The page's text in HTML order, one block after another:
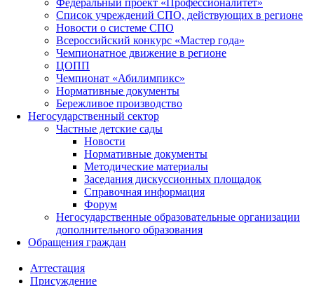
Список учреждений СПО, действующих в регионе
Новости о системе СПО
Всероссийский конкурс «Мастер года»
Чемпионатное движение в регионе
ЦОПП
Чемпионат «Абилимпикс»
Нормативные документы
Бережливое производство
Негосударственный сектор
Частные детские сады
Новости
Нормативные документы
Методические материалы
Заседания дискуссионных площадок
Справочная информация
Форум
Негосударственные образовательные организации
дополнительного образования
Обращения граждан
Аттестация
Присуждение